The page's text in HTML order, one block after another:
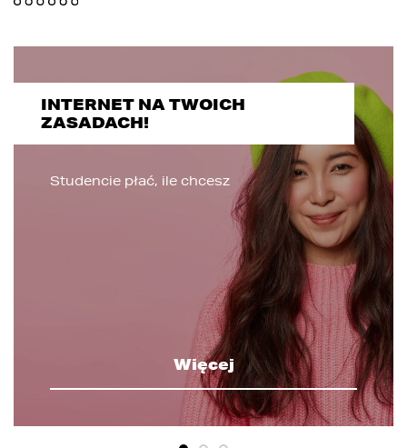
INTERNET NA TWOICH
ZASADACH!
Studencie płać, ile chcesz
Więcej